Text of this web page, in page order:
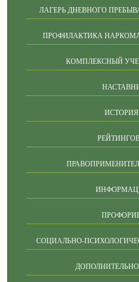
ЛАГЕРЬ ДНЕВНОГО
ПРОФИЛАКТИКА
КОМПЛЕКСНЫЙ
СОЦИАЛЬНО-